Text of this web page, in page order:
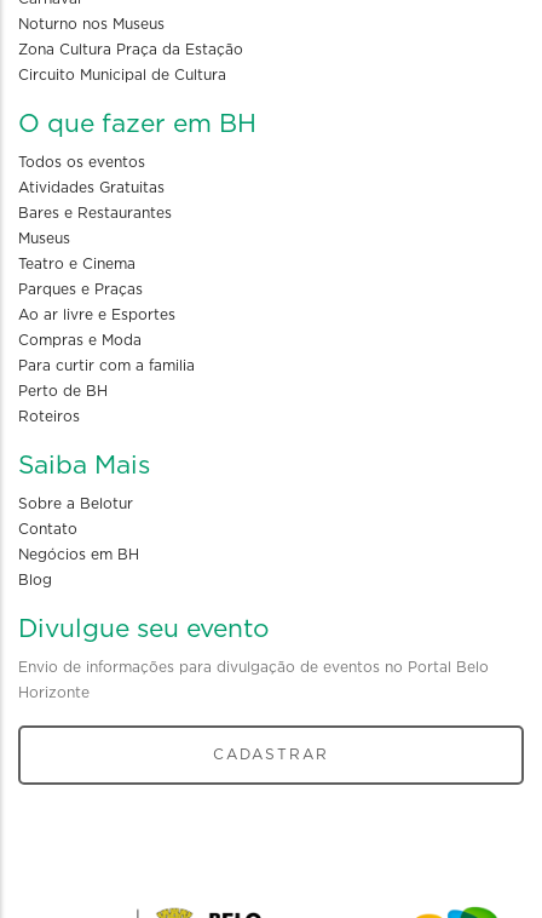
Noturno nos Museus
Zona Cultura Praça da Estação
Circuito Municipal de Cultura
O que fazer em BH
Todos os eventos
Atividades Gratuitas
Bares e Restaurantes
Museus
Teatro e Cinema
Parques e Praças
Ao ar livre e Esportes
Compras e Moda
Para curtir com a familia
Perto de BH
Roteiros
Saiba Mais
Sobre a Belotur
Contato
Negócios em BH
Blog
Divulgue seu evento
Envio de informações para divulgação de eventos no Portal Belo
Horizonte
CADASTRAR